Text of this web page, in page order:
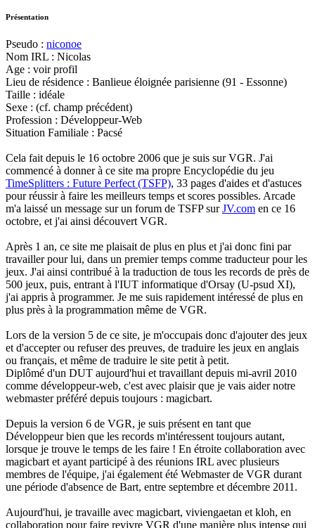
Présentation
Pseudo : niconoe
Nom IRL : Nicolas
Age : voir profil
Lieu de résidence : Banlieue éloignée parisienne (91 - Essonne)
Taille : idéale
Sexe : (cf. champ précédent)
Profession : Développeur-Web
Situation Familiale : Pacsé
Cela fait depuis le 16 octobre 2006 que je suis sur VGR. J'ai
commencé à donner à ce site ma propre Encyclopédie du jeu
TimeSplitters : Future Perfect (TSFP), 33 pages d'aides et d'astuces
pour réussir à faire les meilleurs temps et scores possibles. Arcade
m'a laissé un message sur un forum de TSFP surJV.com en ce 16
octobre, et j'ai ainsi découvert VGR.
Après 1 an, ce site me plaisait de plus en plus et j'ai donc fini par
travailler pour lui, dans un premier temps comme traducteur pour les
jeux. J'ai ainsi contribué à la traduction de tous les records de près de
500 jeux, puis, entrant à l'IUT informatique d'Orsay (U-psud XI),
j'ai appris à programmer. Je me suis rapidement intéressé de plus en
plus près à la programmation même de VGR.
Lors de la version 5 de ce site, je m'occupais donc d'ajouter des jeux
et d'accepter ou refuser des preuves, de traduire les jeux en anglais
ou français, et même de traduire le site petit à petit.
Diplômé d'un DUT aujourd'hui et travaillant depuis mi-avril 2010
comme développeur-web, c'est avec plaisir que je vais aider notre
webmaster préféré depuis toujours : magicbart.
Depuis la version 6 de VGR, je suis présent en tant que
Développeur bien que les records m'intéressent toujours autant,
lorsque je trouve le temps de les faire ! En étroite collaboration avec
magicbart et ayant participé à des réunions IRL avec plusieurs
membres de l'équipe, j'ai également été Webmaster de VGR durant
une période d'absence de Bart, entre septembre et décembre 2011.
Aujourd'hui, je travaille avec magicbart, viviengaetan et kloh, en
collaboration pour faire revivre VGR d'une manière plus intense qui